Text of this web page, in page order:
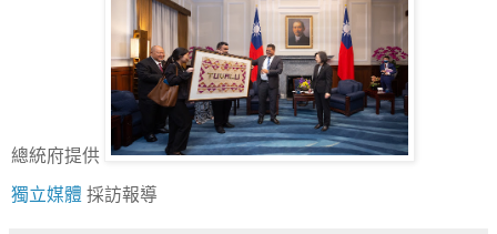
總統府提供
獨立媒體 採訪報導